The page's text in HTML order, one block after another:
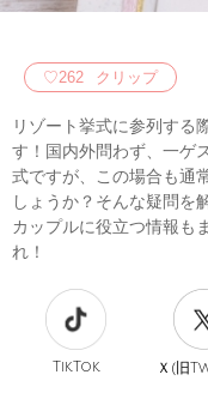
♡262 クリップ
リゾート挙式に参列する
す！国内外問わず、一ゲ
式ですが、この場合も通
しょうか？そんな疑問を
カップルに役立つ情報も
れ！
TikTok Ｘ(旧